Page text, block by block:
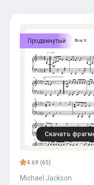
Продвинутый
Скачать
4.69 (65)
Michael Jackson